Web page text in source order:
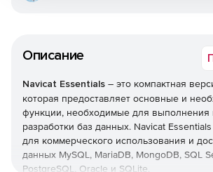
Описание
Navicat Essentials – это компактная
которая предоставляет основные и
функции, необходимые для выполнения
разработки баз данных. Navicat
для коммерческого использования и
данных MySQL, MariaDB, MongoDB, SQL
PostgreSQL, Oracle и SQLite.